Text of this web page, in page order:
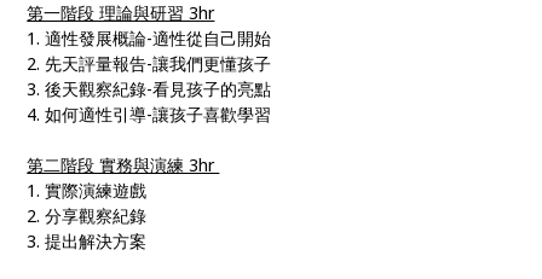
第一階段 理論與研習 3hr
1. 適性發展概論-適性從自己開始
2. 先天評量報告-讓我們更懂孩子
3. 後天觀察紀錄-看見孩子的亮點
4. 如何適性引導-讓孩子喜歡學習
第二階段 實務與演練 3hr
1. 實際演練遊戲
2. 分享觀察紀錄
3. 提出解決方案